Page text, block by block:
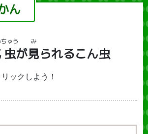
ん
虫
ちゅう
が見
み
られるこん虫
ックしよう！